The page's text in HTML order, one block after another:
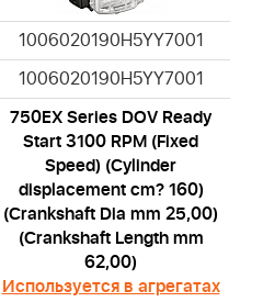
1006020190H5YY7001
1006020190H5YY7001
750EX Series DOV Ready
Start 3100 RPM (Fixed
Speed) (Cylinder
displacement cm? 160)
(Crankshaft Dia mm 25,00)
(Crankshaft Length mm
62,00)
Используется в агрегатах